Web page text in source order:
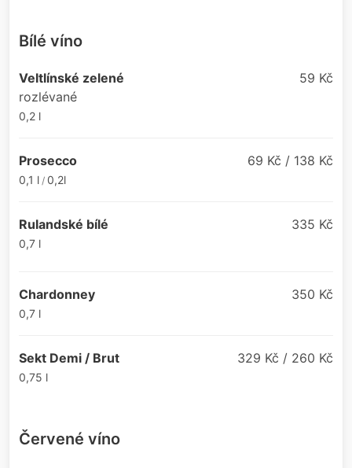
Bílé víno
Veltlínské zelené
59 Kč
rozlévané
0,2 l
Prosecco 69 Kč / 138 Kč
0,1 l / 0,2l
Rulandské bílé 335 Kč
0,7 l
Chardonney 350 Kč
0,7 l
Sekt Demi / Brut 329 Kč / 260 Kč
0,75 l
Červené víno